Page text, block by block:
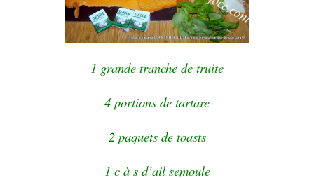
1 grande tranche de truite
4 portions de tartare
2 paquets de toasts
1 c à s d’ail semoule